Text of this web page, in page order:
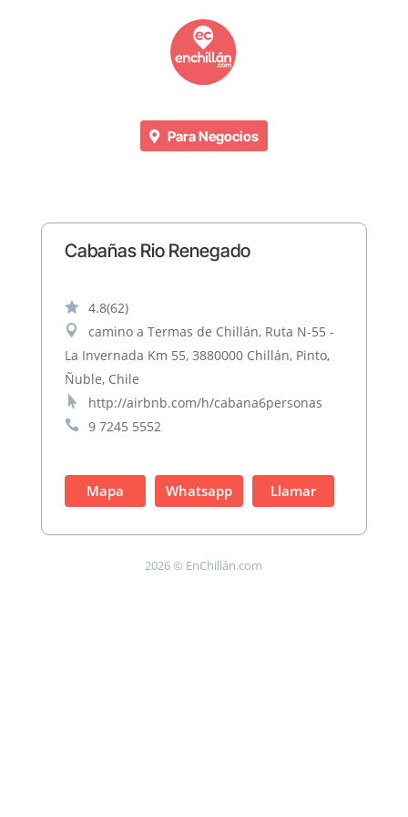
Para Negocios
Cabañas Rio Renegado
 4.8(62)

camino a Termas de Chillán, Ruta N-55 -
La Invernada Km 55, 3880000 Chillán, Pinto,
Ñuble, Chile
 http://airbnb.com/h/cabana6personas
 9 7245 5552
Mapa Whatsapp Llamar
2026 © EnChillán.com